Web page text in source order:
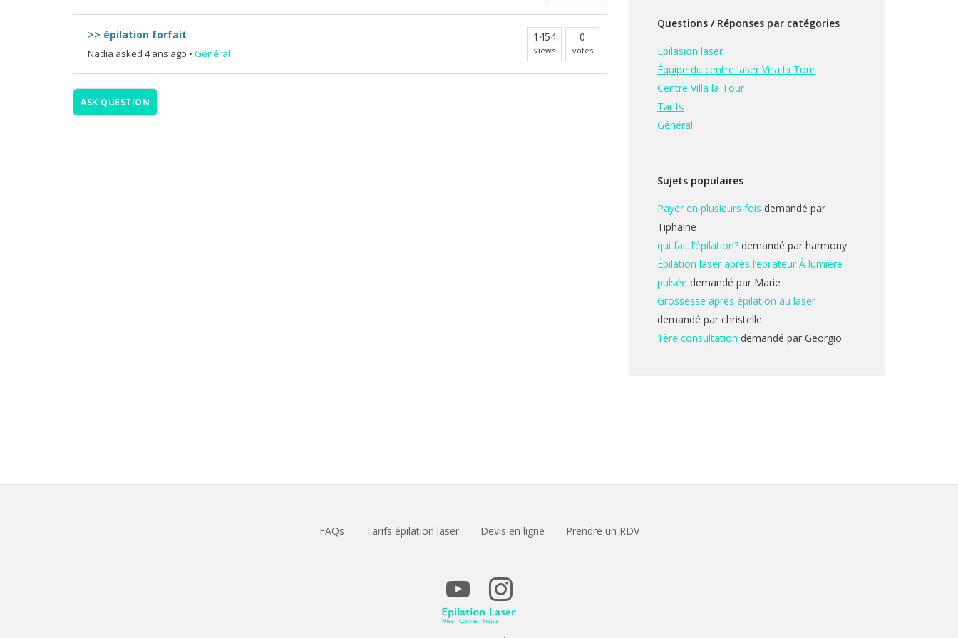
>> épilation forfait
Nadia asked 4 ans ago • Général
1454
views
0
votes
ASK QUESTION
Questions / Réponses par catégories
Epilasion laser
Équipe du centre laser Villa la Tour
Centre Villa la Tour
Tarifs
Général
Sujets populaires
Payer en plusieurs fois demandé par
Tiphaine
qui fait l’épilation? demandé par harmony
Épilation laser après l’epilateur À lumière
pulsée demandé par Marie
Grossesse après épilation au laser
demandé par christelle
1ère consultation demandé par Georgio
FAQs Tarifs épilation laser Devis en ligne Prendre un RDV